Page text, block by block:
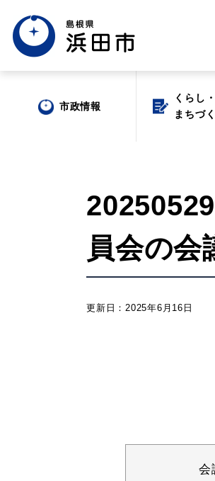
市政情報
くらし
まちづ
場面から探
市政情報
くらし
まちづ
員会の会
更新日：2025年6月16日
会